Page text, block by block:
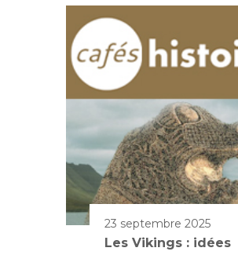
23 septembre 2025
Les Vikings : idées